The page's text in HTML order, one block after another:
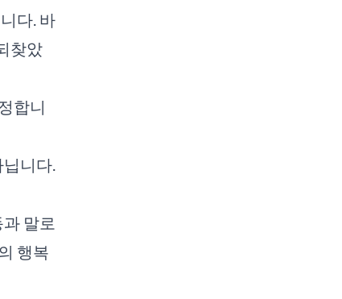
다. 바
찾았
합니
니다.
말로
행복